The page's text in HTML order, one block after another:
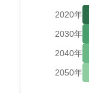
2020年
2030年
2040年
2050年